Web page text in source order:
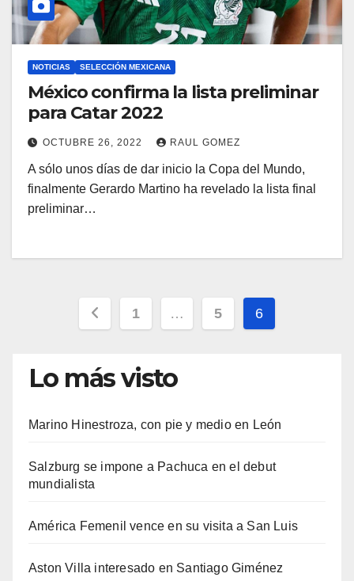
NOTICIAS SELECCIÓN MEXICANA
México confirma la lista preliminar
para Catar 2022
OCTUBRE 26, 2022 RAUL GOMEZ
A sólo unos días de dar inicio la Copa del Mundo,
finalmente Gerardo Martino ha revelado la lista final
preliminar…
Paginación
entradas
1 … 5 6
Lo más visto
Marino Hinestroza, con pie y medio en León
Salzburg se impone a Pachuca en el debut
mundialista
América Femenil vence en su visita a San Luis
Aston Villa interesado en Santiago Giménez